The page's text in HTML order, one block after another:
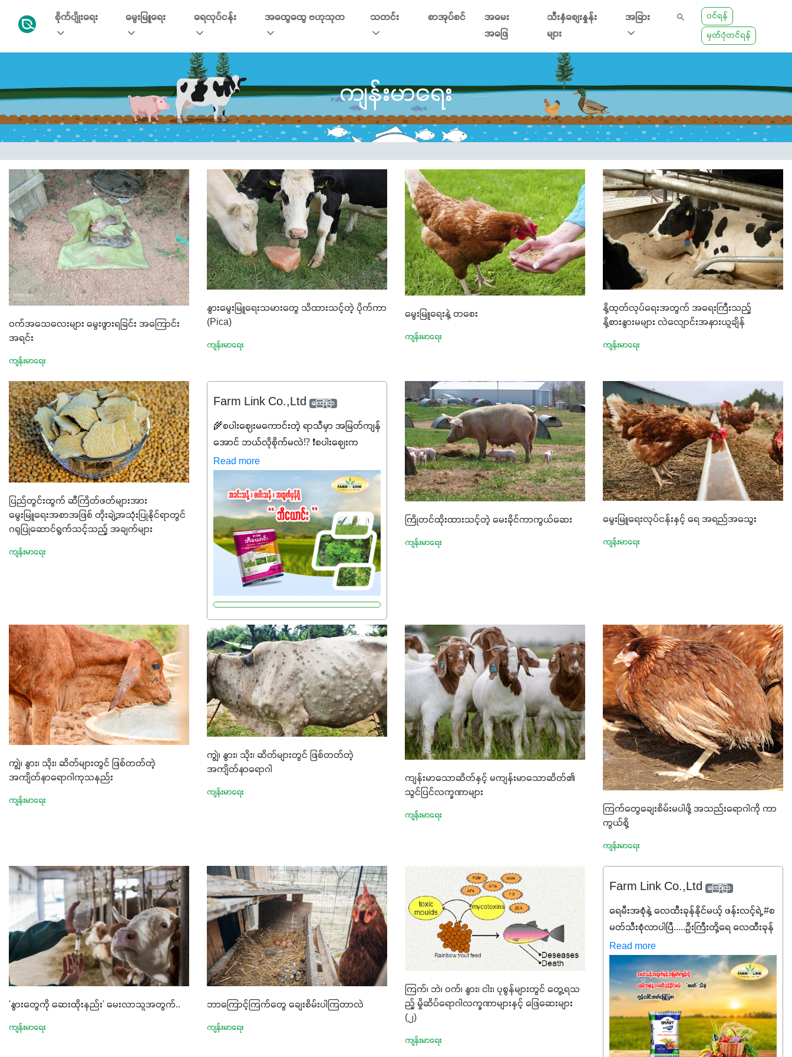
စိုက်ပျိုးရေး မွေးမြူရေး ရေလုပ်ငန်း အထွေထွေ ဗဟုသုတ သတင်း စာအုပ်စင်
အမေး
အဖြေ
သီးနှံစျေးနှုန်း
များ
အခြား
ဝင်ရန်
မှတ်ပုံတင်ရန်
ကျန်းမာရေး
ဝက်အသေလေးများ မွေးဖွားရခြင်း အကြောင်း
အရင်း
ကျန်းမာရေး
နွားမွေးမြူရေးသမားတွေ သိထားသင့်တဲ့ ပိုက်ကာ
(Pica)
ကျန်းမာရေး
မွေးမြူရေးနဲ့ တစေး
ကျန်းမာရေး
နို့ထုတ်လုပ်ရေးအတွက် အရေးကြီးသည့်
နို့စားနွားမများ လဲလျောင်းအနားယူချိန်
ကျန်းမာရေး
ပြည်တွင်းထွက် ဆီကြိတ်ဖတ်များအား
မွေးမြူရေးအစာအဖြစ် တိုးချဲ့အသုံးပြုနိုင်ရာတွင်
ဂရုပြုဆောင်ရွက်သင့်သည့် အချက်များ
ကျန်းမာရေး
Farm Link Co.,Ltd ကြော်ငြာ
🌾စပါးဈေးမကောင်းတဲ့ ရာသီမှာ အမြတ်ကျန်
အောင် ဘယ်လိုစိုက်မလဲ⁉️ ❗စပါးဈေးက
လည်းမသေချာ၊ သွင်းအားစုစရိတ်တွေက
လည်း တက်နေတဲ့ဒီလိုအချိန်မှာ သွင်းအားစု
ဖိုးကို လျှော့ချပြီး အထွက်နှုန်းကို ထိန်းထား
နိုင်မှ ဦးကြီးတို့ အဆင်ပြေမှာနော် ✔️ဒါ
ကြောင့် ကိုယ်သုံးသမျှ ကိုယ့်အတွက်အကျိုးရ
စေမယ့် အရည်အသွေးစိတ်ချရတဲ့ သွင်းအား
စုပစ္စည်းတွေကိုပဲ ရွေးချယ်သုံးသင့်ပါတယ်။
Read more
ကြိုတင်ထိုးထားသင့်တဲ့ မေးခိုင်ကာကွယ်ဆေး
ကျန်းမာရေး
မွေးမြူရေးလုပ်ငန်းနှင့် ရေ အရည်အသွေး
ကျန်းမာရေး
ကျွဲ၊ နွား၊ သိုး၊ ဆိတ်များတွင် ဖြစ်တတ်တဲ့
အကျိတ်နာရောဂါကုသနည်း
ကျန်းမာရေး
ကျွဲ၊ နွား၊ သိုး၊ ဆိတ်များတွင် ဖြစ်တတ်တဲ့
အကျိတ်နာရောဂါ
ကျန်းမာရေး
ကျန်းမာသောဆိတ်နှင့် မကျန်းမာသောဆိတ်၏
သွင်ပြင်လက္ခဏာများ
ကျန်းမာရေး
ကြက်တွေချေးစိမ်းမပါဖို့ အသည်းရောဂါကို ကာ
ကွယ်စို့
ကျန်းမာရေး
'နွားတွေကို ဆေးထိုးနည်း' မေးလာသူအတွက်..
ကျန်းမာရေး
ဘာကြောင့်ကြက်တွေ ချေးစိမ်းပါကြတာလဲ
ကျန်းမာရေး
ကြက်၊ ဘဲ၊ ဝက်၊ နွား၊ ငါး၊ ပုစွန်များတွင် တွေ့ရသ
ည့် မှိုဆိပ်ရောဂါလက္ခဏာများနှင့် ဖြေဆေးများ
(၂)
ကျန်းမာရေး
Farm Link Co.,Ltd ကြော်ငြာ
ရေမီးအစုံနဲ့ လေထီးခုန်နိုင်မယ့် ဖန်းလင့်ရဲ့ #စ
မတ်သီးစုံလာပါပြီ.....ဦးကြီးတို့ရေ ‌လေထီးခုန်
ချင်ပေမယ့် စမတ်သီးစုံကို မသိသေးရင်တော့
ဒီစာလေးကို ဆက်ဖတ်‌ပေးပါ #စမတ်သီးစုံဆို
တာ အပင်တိုင်းအတွက် အဓိက
အာဟာရNPK (19:7:8)နဲ့ #ဟူးမစ်အက်စစ်
တို့ အချိုးကျ ပေါင်းစပ်ထားတဲ့ ကွန်ပေါင်း
ဓာတ်မြေဩဇာဖြစ်ပါတယ်။ အဓိက
အကျိုးကျေးဇူးတွေအနေနဲ့ကတော့ နိုက်ထရို
Read more